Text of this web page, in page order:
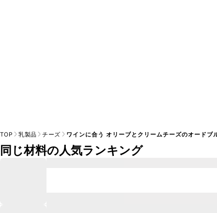
TOP 乳製品 チーズ ワインに合う オリーブとクリームチーズのオードブ
同じ材料の人気ランキング